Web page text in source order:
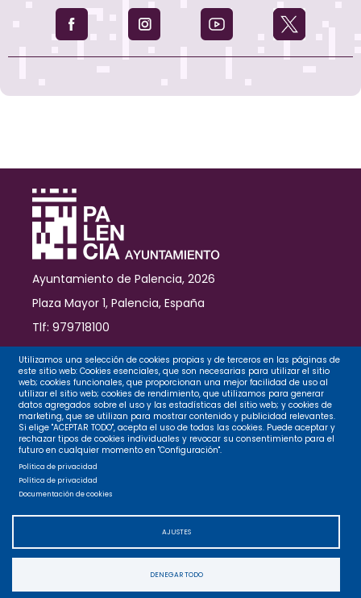
Ayuntamiento de Palencia, 2026
Plaza Mayor 1, Palencia, España
Tlf: 979718100
Contacto
Legal
Privacidad
Accesibilidad
Utilizamos una selección de cookies propias y de terceros en las páginas de
este sitio web: Cookies esenciales, que son necesarias para utilizar el sitio
web; cookies funcionales, que proporcionan una mejor facilidad de uso al
utilizar el sitio web; cookies de rendimiento, que utilizamos para generar
datos agregados sobre el uso y las estadísticas del sitio web; y cookies de
marketing, que se utilizan para mostrar contenido y publicidad relevantes.
Si elige "ACEPTAR TODO", acepta el uso de todas las cookies. Puede aceptar y
rechazar tipos de cookies individuales y revocar su consentimiento para el
futuro en cualquier momento en "Configuración".
Política de privacidad
Política de privacidad
Documentación de cookies
AJUSTES
DENEGAR TODO